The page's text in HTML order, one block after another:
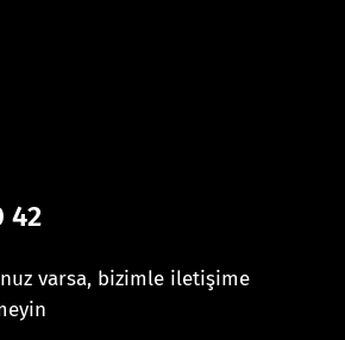
42
varsa, bizimle iletişime